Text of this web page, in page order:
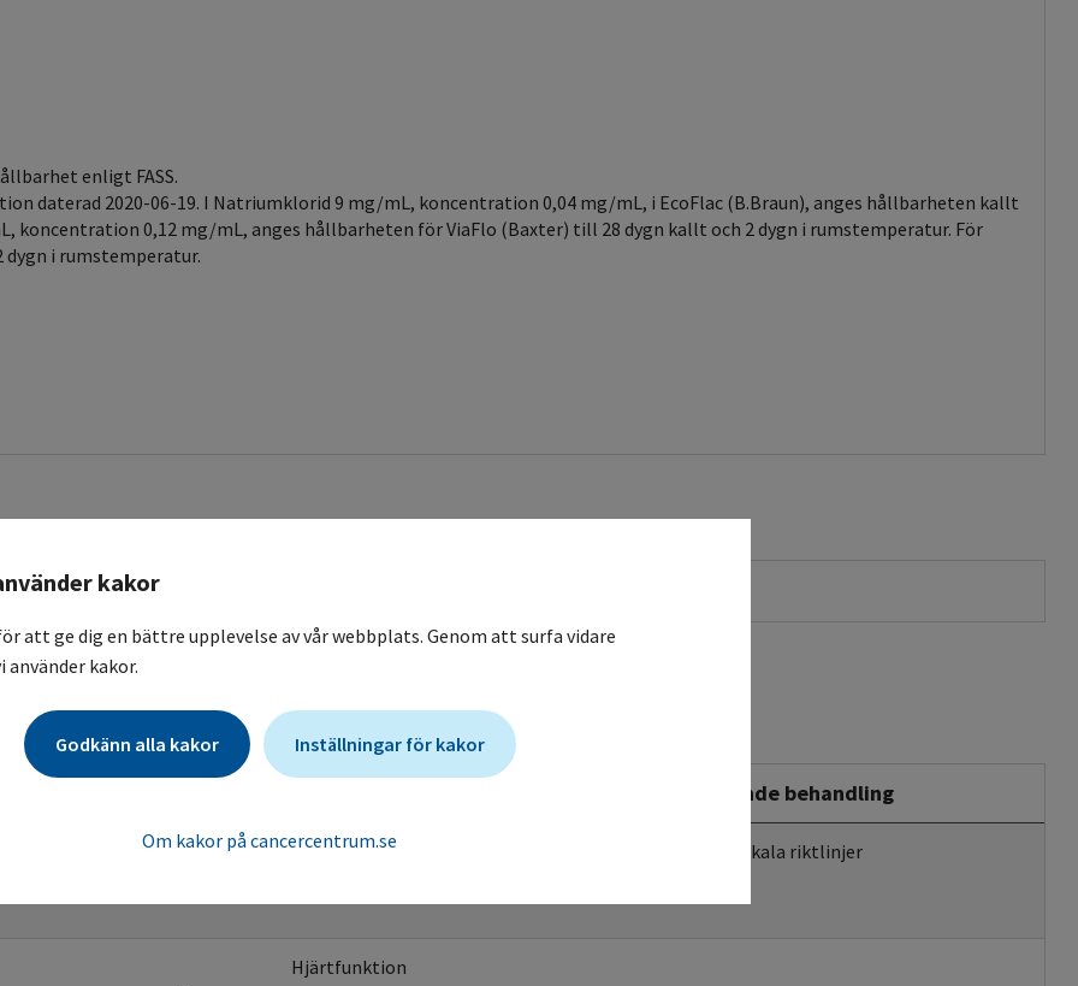
enligt FASS.
daterad 2020-06-19. I Natriumklorid 9 mg/mL, koncentration 0,04 mg/mL, i EcoFlac (B.Braun), anges hållbarheten kallt
koncentration 0,12 mg/mL, anges hållbarheten för ViaFlo (Baxter) till 28 dygn kallt och 2 dygn i rumstemperatur. För
dygn i rumstemperatur.
med NSL substansid
Stödjande behandling
Blodvärden
Enligt lokala riktlinjer
Hjärtfunktion
kakor
att ge dig en bättre upplevelse av vår webbplats. Genom att surfa vidare
kakor.
Godkänn alla kakor Inställningar för kakor
Om kakor på cancercentrum.se